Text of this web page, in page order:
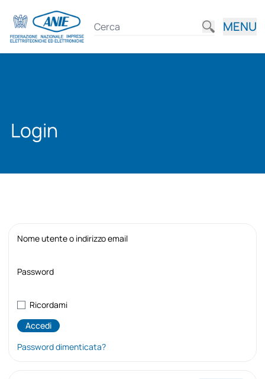
MENU
Login
Nome utente o indirizzo email
Password
Ricordami
Password dimenticata?